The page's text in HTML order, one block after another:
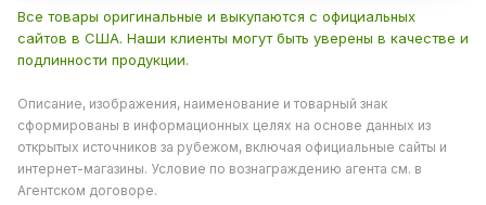
Все товары оригинальные и выкупаются с официальных
сайтов в США. Наши клиенты могут быть уверены в качестве и
подлинности продукции.
Описание, изображения, наименование и товарный знак
сформированы в информационных целях на основе данных из
открытых источников за рубежом, включая официальные сайты и
интернет-магазины. Условие по вознаграждению агента см. в
Агентском договоре.